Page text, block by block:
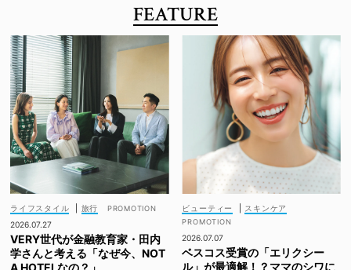
FEATURE
ライフスタイル
旅行
2026.07.27
VERY世代が金融教育家・田内
学さんと考える「なぜ今、NOT
ビューティー スキンケア
2026.07.07
ベスコス受賞の「エリクシー
ル」が最適解！？ママのシワに